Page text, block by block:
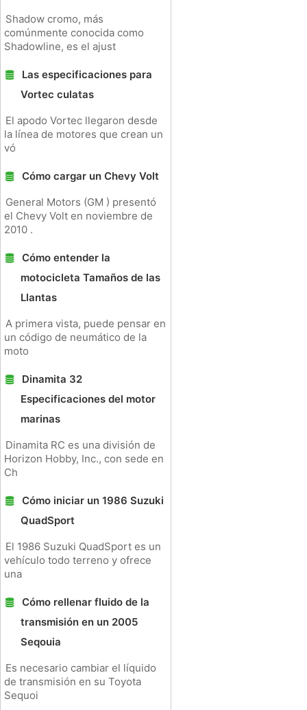
Shadow cromo, más
comúnmente conocida como
Shadowline, es el ajust
Las especificaciones para
Vortec culatas
El apodo Vortec llegaron desde
la línea de motores que crean un
vó
Cómo cargar un Chevy Volt
General Motors (GM ) presentó
el Chevy Volt en noviembre de
2010 .
Cómo entender la
motocicleta Tamaños de las
Llantas
A primera vista, puede pensar en
un código de neumático de la
moto
Dinamita 32
Especificaciones del motor
marinas
Dinamita RC es una división de
Horizon Hobby, Inc., con sede en
Ch
Cómo iniciar un 1986 Suzuki
QuadSport
El 1986 Suzuki QuadSport es un
vehículo todo terreno y ofrece
una
Cómo rellenar fluido de la
transmisión en un 2005
Seqouia
Es necesario cambiar el líquido
de transmisión en su Toyota
Sequoi